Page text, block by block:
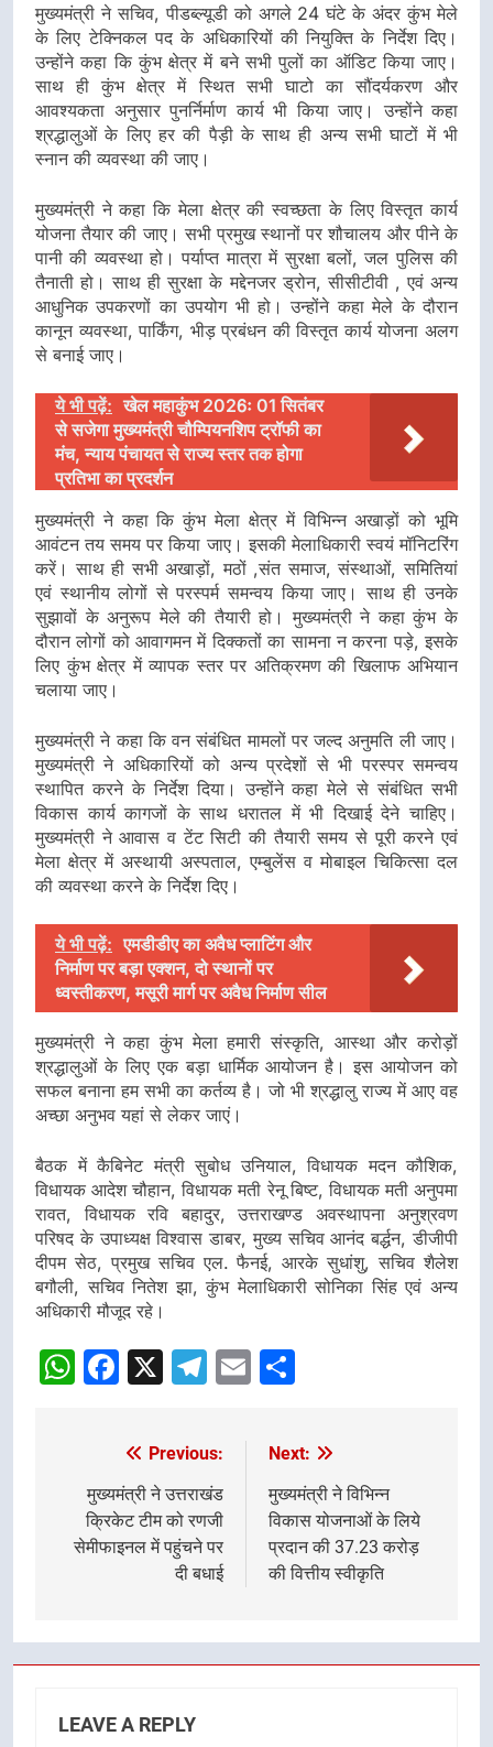
मुख्यमंत्री ने सचिव, पीडब्ल्यूडी को अगले 24 घंटे के अंदर कुंभ मेले
के लिए टेक्निकल पद के अधिकारियों की नियुक्ति के निर्देश दिए।
उन्होंने कहा कि कुंभ क्षेत्र में बने सभी पुलों का ऑडिट किया जाए।
साथ ही कुंभ क्षेत्र में स्थित सभी घाटो का सौंदर्यकरण और
आवश्यकता अनुसार पुनर्निर्माण कार्य भी किया जाए। उन्होंने कहा
श्रद्धालुओं के लिए हर की पैड़ी के साथ ही अन्य सभी घाटों में भी
स्नान की व्यवस्था की जाए।
मुख्यमंत्री ने कहा कि मेला क्षेत्र की स्वच्छता के लिए विस्तृत कार्य
योजना तैयार की जाए। सभी प्रमुख स्थानों पर शौचालय और पीने के
पानी की व्यवस्था हो। पर्याप्त मात्रा में सुरक्षा बलों, जल पुलिस की
तैनाती हो। साथ ही सुरक्षा के मद्देनजर ड्रोन, सीसीटीवी , एवं अन्य
आधुनिक उपकरणों का उपयोग भी हो। उन्होंने कहा मेले के दौरान
कानून व्यवस्था, पार्किंग, भीड़ प्रबंधन की विस्तृत कार्य योजना अलग
से बनाई जाए।
ये भी पढ़ें: खेल महाकुंभ 2026ः 01 सितंबर
से सजेगा मुख्यमंत्री चौम्पियनशिप ट्रॉफी का
मंच, न्याय पंचायत से राज्य स्तर तक होगा
प्रतिभा का प्रदर्शन
मुख्यमंत्री ने कहा कि कुंभ मेला क्षेत्र में विभिन्न अखाड़ों को भूमि
आवंटन तय समय पर किया जाए। इसकी मेलाधिकारी स्वयं मॉनिटरिंग
करें। साथ ही सभी अखाड़ों, मठों ,संत समाज, संस्थाओं, समितियां
एवं स्थानीय लोगों से परस्पर्म समन्वय किया जाए। साथ ही उनके
सुझावों के अनुरूप मेले की तैयारी हो। मुख्यमंत्री ने कहा कुंभ के
दौरान लोगों को आवागमन में दिक्कतों का सामना न करना पड़े, इसके
लिए कुंभ क्षेत्र में व्यापक स्तर पर अतिक्रमण की खिलाफ अभियान
चलाया जाए।
मुख्यमंत्री ने कहा कि वन संबंधित मामलों पर जल्द अनुमति ली जाए।
मुख्यमंत्री ने अधिकारियों को अन्य प्रदेशों से भी परस्पर समन्वय
स्थापित करने के निर्देश दिया। उन्होंने कहा मेले से संबंधित सभी
विकास कार्य कागजों के साथ धरातल में भी दिखाई देने चाहिए।
मुख्यमंत्री ने आवास व टेंट सिटी की तैयारी समय से पूरी करने एवं
मेला क्षेत्र में अस्थायी अस्पताल, एम्बुलेंस व मोबाइल चिकित्सा दल
की व्यवस्था करने के निर्देश दिए।
ये भी पढ़ें: एमडीडीए का अवैध प्लाटिंग और
निर्माण पर बड़ा एक्शन, दो स्थानों पर
ध्वस्तीकरण, मसूरी मार्ग पर अवैध निर्माण सील
मुख्यमंत्री ने कहा कुंभ मेला हमारी संस्कृति, आस्था और करोड़ों
श्रद्धालुओं के लिए एक बड़ा धार्मिक आयोजन है। इस आयोजन को
सफल बनाना हम सभी का कर्तव्य है। जो भी श्रद्धालु राज्य में आए वह
अच्छा अनुभव यहां से लेकर जाएं।
बैठक में कैबिनेट मंत्री सुबोध उनियाल, विधायक मदन कौशिक,
विधायक आदेश चौहान, विधायक मती रेनू बिष्ट, विधायक मती अनुपमा
रावत, विधायक रवि बहादुर, उत्तराखण्ड अवस्थापना अनुश्रवण
परिषद के उपाध्यक्ष विश्वास डाबर, मुख्य सचिव आनंद बर्द्धन, डीजीपी
दीपम सेठ, प्रमुख सचिव एल. फैनई, आरके सुधांशु, सचिव शैलेश
बगौली, सचिव नितेश झा, कुंभ मेलाधिकारी सोनिका सिंह एवं अन्य
अधिकारी मौजूद रहे।
WhatsApp
Facebook
X Telegram
Email
navigation
Previous:
मुख्यमंत्री ने उत्तराखंड
क्रिकेट टीम को रणजी
सेमीफाइनल में पहुंचने पर
दी बधाई
Next:
मुख्यमंत्री ने विभिन्न
विकास योजनाओं के लिये
प्रदान की 37.23 करोड़
की वित्तीय स्वीकृति
LEAVE A REPLY